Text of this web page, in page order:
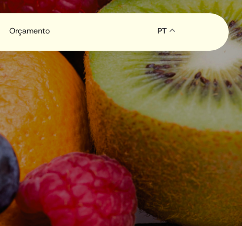
Orçamento PT